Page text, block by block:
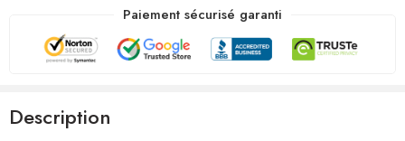
Paiement sécurisé garanti
Description